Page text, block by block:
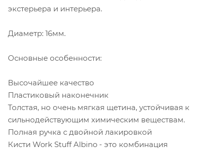
экстерьера и интерьера.
Диаметр: 16мм.
Основные особенности:
Высочайшее качество
Пластиковый наконечник
Толстая, но очень мягкая щетина, устойчивая к
сильнодействующим химическим веществам.
Полная ручка с двойной лакировкой
Кисти Work Stuff Albino - это комбинация